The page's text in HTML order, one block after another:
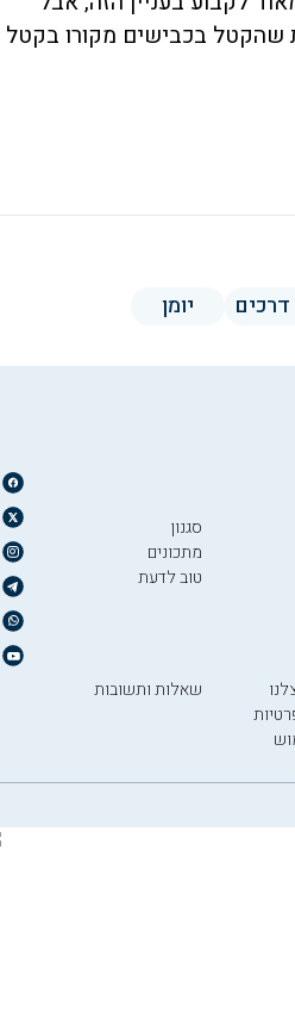
בכבישים מקורו בקטל
דרכים יומן
סגנון
מתכונים
טוב לדעת
שאלות ותשובות